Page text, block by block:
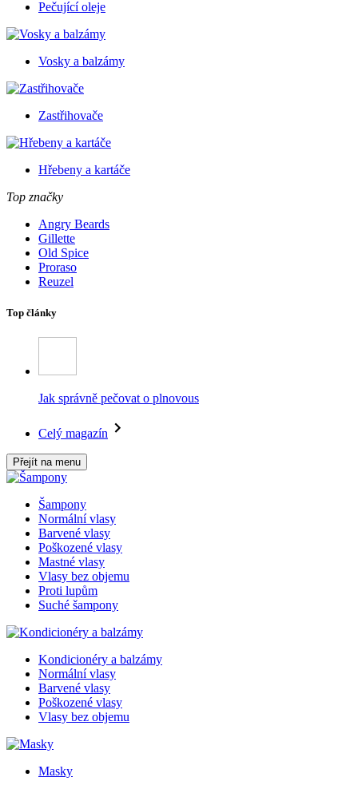
Pečující oleje
Vosky a balzámy
Zastřihovače
Hřebeny a kartáče
Top značky
Angry Beards
Gillette
Old Spice
Proraso
Reuzel
Top články
Jak správně pečovat o plnovous
Celý magazín
Přejít na menu
Šampony
Normální vlasy
Barvené vlasy
Poškozené vlasy
Mastné vlasy
Vlasy bez objemu
Proti lupům
Suché šampony
Kondicionéry a balzámy
Normální vlasy
Barvené vlasy
Poškozené vlasy
Vlasy bez objemu
Masky